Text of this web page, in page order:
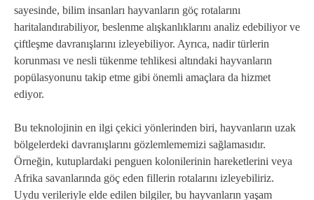
sayesinde, bilim insanları hayvanların göç rotalarını
haritalandırabiliyor, beslenme alışkanlıklarını analiz edebiliyor ve
çiftleşme davranışlarını izleyebiliyor. Ayrıca, nadir türlerin
korunması ve nesli tükenme tehlikesi altındaki hayvanların
popülasyonunu takip etme gibi önemli amaçlara da hizmet
ediyor.
Bu teknolojinin en ilgi çekici yönlerinden biri, hayvanların uzak
bölgelerdeki davranışlarını gözlemlememizi sağlamasıdır.
Örneğin, kutuplardaki penguen kolonilerinin hareketlerini veya
Afrika savanlarında göç eden fillerin rotalarını izleyebiliriz.
Uydu verileriyle elde edilen bilgiler, bu hayvanların yaşam